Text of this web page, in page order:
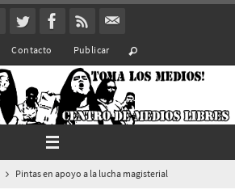
Contacto Publicar
Pintas en apoyo a la lucha magisterial